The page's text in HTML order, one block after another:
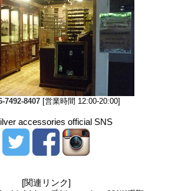
7492-8407[営業時間 12:00-20:00]
accessories official SNS
[関連リンク]